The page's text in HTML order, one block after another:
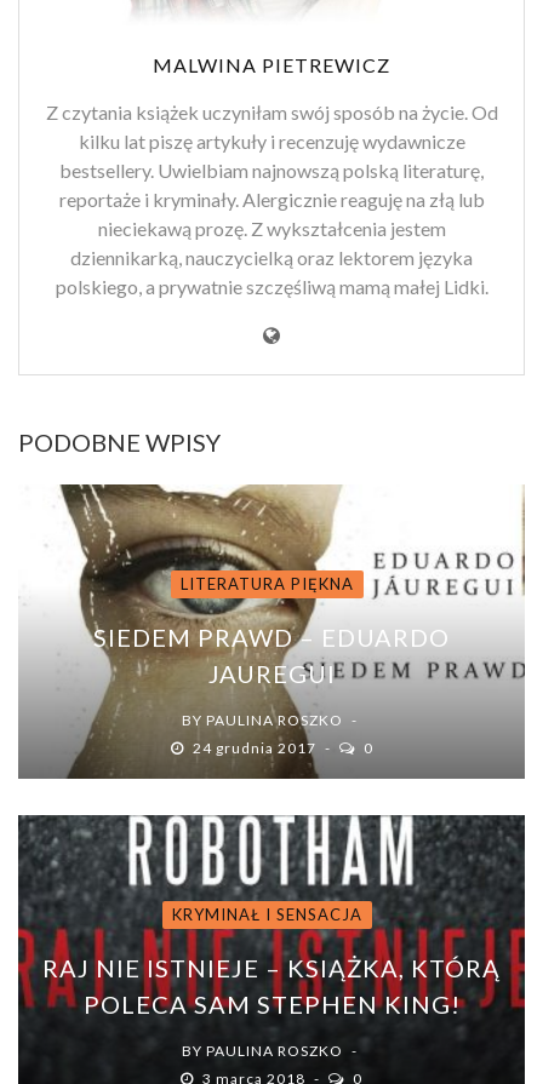
MALWINA PIETREWICZ
Z czytania książek uczyniłam swój sposób na życie. Od
kilku lat piszę artykuły i recenzuję wydawnicze
bestsellery. Uwielbiam najnowszą polską literaturę,
reportaże i kryminały. Alergicznie reaguję na złą lub
nieciekawą prozę. Z wykształcenia jestem
dziennikarką, nauczycielką oraz lektorem języka
polskiego, a prywatnie szczęśliwą mamą małej Lidki.
PODOBNE WPISY
LITERATURA PIĘKNA
SIEDEM PRAWD – EDUARDO
JAUREGUI
BY PAULINA ROSZKO
24 grudnia 2017
0
KRYMINAŁ I SENSACJA
RAJ NIE ISTNIEJE – KSIĄŻKA, KTÓRĄ
POLECA SAM STEPHEN KING!
BY PAULINA ROSZKO
3 marca 2018
0